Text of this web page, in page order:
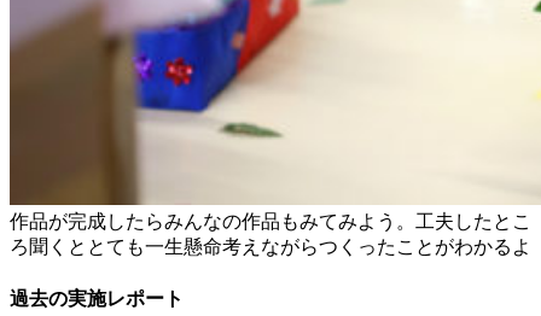
作品が完成したらみんなの作品もみてみよう。工夫したとこ
ろ聞くととても一生懸命考えながらつくったことがわかるよ
過去の実施レポート